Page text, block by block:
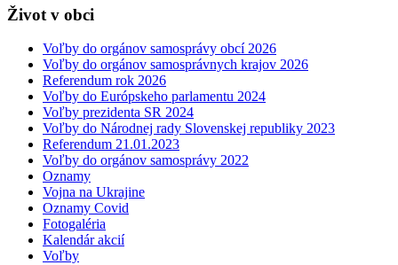
Život v obci
Voľby do orgánov samosprávy obcí 2026
Voľby do orgánov samosprávnych krajov 2026
Referendum rok 2026
Voľby do Európskeho parlamentu 2024
Voľby prezidenta SR 2024
Voľby do Národnej rady Slovenskej republiky 2023
Referendum 21.01.2023
Voľby do orgánov samosprávy 2022
Oznamy
Vojna na Ukrajine
Oznamy Covid
Fotogaléria
Kalendár akcií
Voľby